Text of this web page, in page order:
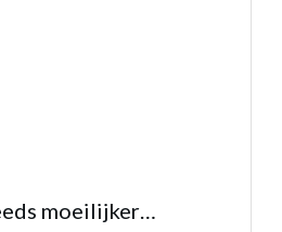
moeilijker…